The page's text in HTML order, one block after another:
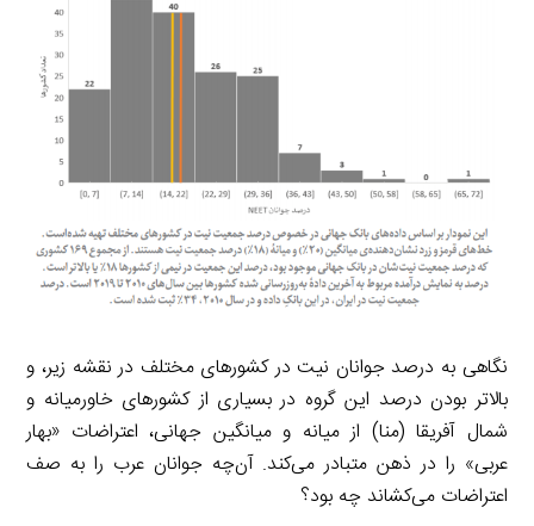
نگاهی به درصد جوانان نیت در کشورهای مختلف در نقشه زیر، و
بالاتر بودن درصد این گروه در بسیاری از کشورهای خاورمیانه و
شمال آفریقا (منا) از میانه و میانگین جهانی، اعتراضات «بهار
عربی» را در ذهن متبادر می‌کند. آن‌چه جوانان عرب را به صف
اعتراضات می‌کشاند چه بود؟